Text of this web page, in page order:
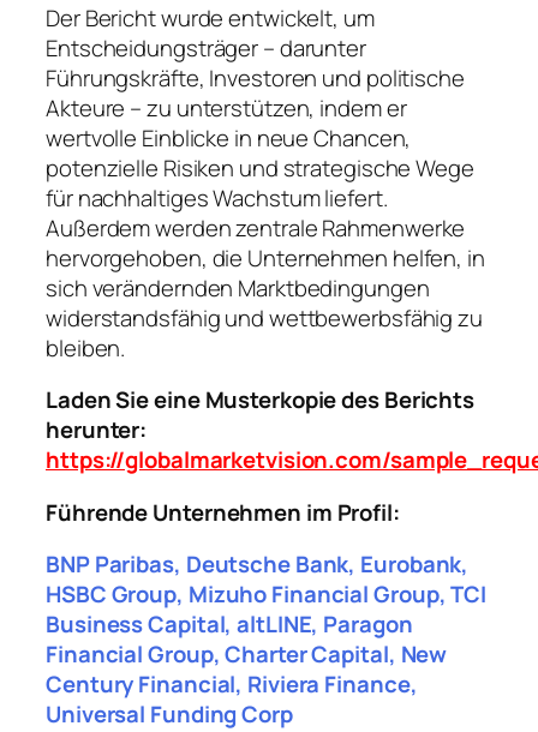
Der Bericht wurde entwickelt, um
Entscheidungsträger – darunter
Führungskräfte, Investoren und politische
Akteure – zu unterstützen, indem er
wertvolle Einblicke in neue Chancen,
potenzielle Risiken und strategische Wege
für nachhaltiges Wachstum liefert.
Außerdem werden zentrale Rahmenwerke
hervorgehoben, die Unternehmen helfen, in
sich verändernden Marktbedingungen
widerstandsfähig und wettbewerbsfähig zu
bleiben.
Laden Sie eine Musterkopie des Berichts
herunter:
https://globalmarketvision.com/
Führende Unternehmen im Profil:
BNP Paribas, Deutsche Bank, Eurobank,
HSBC Group, Mizuho Financial Group, TCI
Business Capital, altLINE, Paragon
Financial Group, Charter Capital, New
Century Financial, Riviera Finance,
Universal Funding Corp